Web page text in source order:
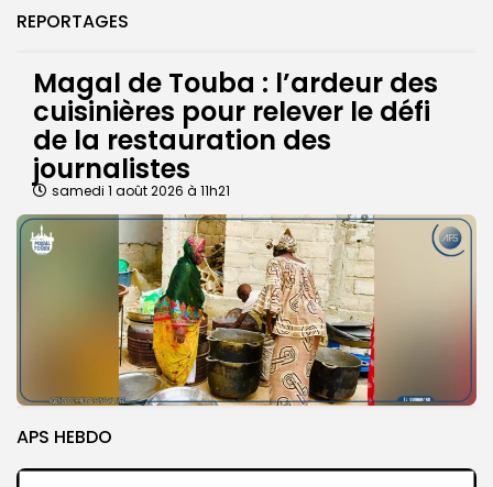
REPORTAGES
Magal de Touba : l’ardeur des
cuisinières pour relever le défi
de la restauration des
journalistes
samedi 1 août 2026 à 11h21
APS HEBDO